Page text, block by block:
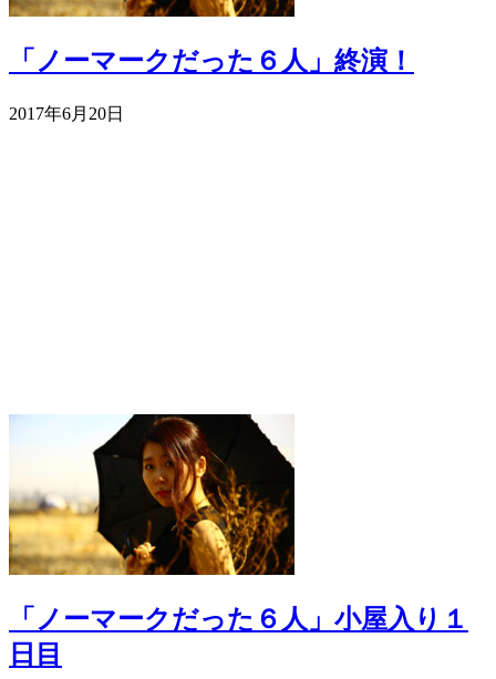
「ノーマークだった６人」終演！
2017年6月20日
「ノーマークだった６人」小屋入り１
日目